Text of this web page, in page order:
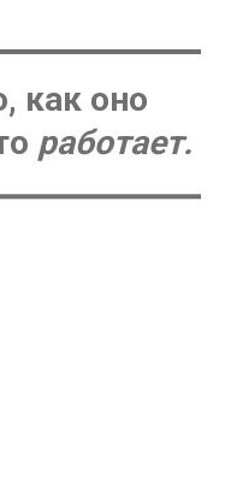
как оно
работает.